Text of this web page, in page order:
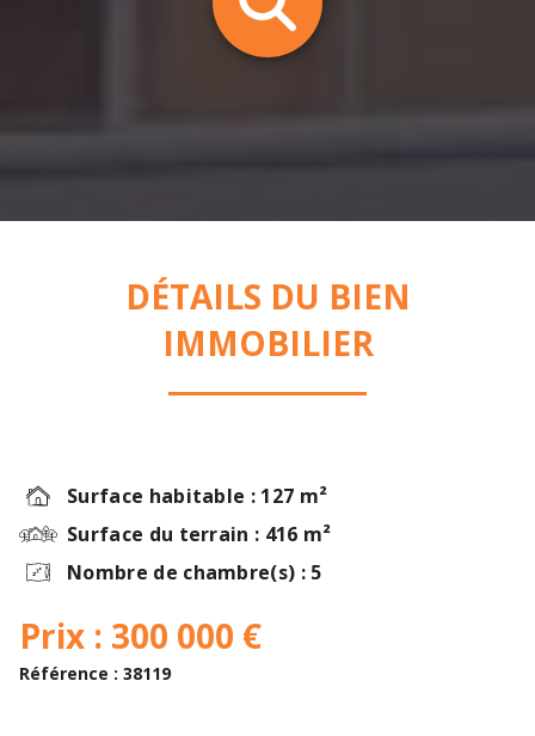
DÉTAILS DU BIEN
IMMOBILIER
Surface habitable : 127 m²
Surface du terrain : 416 m²
Nombre de chambre(s) : 5
Prix : 300 000 €
Référence : 38119